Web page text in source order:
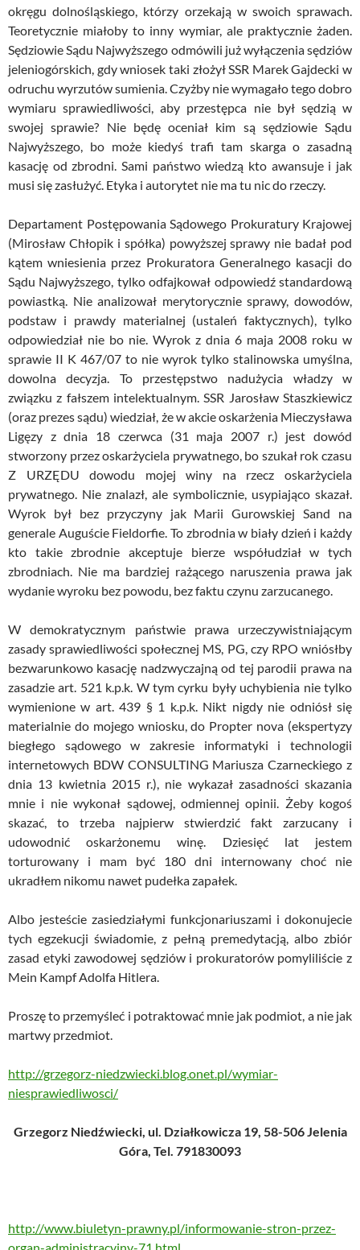
okręgu dolnośląskiego, którzy orzekają w swoich sprawach.
Teoretycznie miałoby to inny wymiar, ale praktycznie żaden.
Sędziowie Sądu Najwyższego odmówili już wyłączenia sędziów
jeleniogórskich, gdy wniosek taki złożył SSR Marek Gajdecki w
odruchu wyrzutów sumienia. Czyżby nie wymagało tego dobro
wymiaru sprawiedliwości, aby przestępca nie był sędzią w
swojej sprawie? Nie będę oceniał kim są sędziowie Sądu
Najwyższego, bo może kiedyś trafi tam skarga o zasadną
kasację od zbrodni. Sami państwo wiedzą kto awansuje i jak
musi się zasłużyć. Etyka i autorytet nie ma tu nic do rzeczy.
Departament Postępowania Sądowego Prokuratury Krajowej
(Mirosław Chłopik i spółka) powyższej sprawy nie badał pod
kątem wniesienia przez Prokuratora Generalnego kasacji do
Sądu Najwyższego, tylko odfajkował odpowiedź standardową
powiastką. Nie analizował merytorycznie sprawy, dowodów,
podstaw i prawdy materialnej (ustaleń faktycznych), tylko
odpowiedział nie bo nie. Wyrok z dnia 6 maja 2008 roku w
sprawie II K 467/07 to nie wyrok tylko stalinowska umyślna,
dowolna decyzja. To przestępstwo nadużycia władzy w
związku z fałszem intelektualnym. SSR Jarosław Staszkiewicz
(oraz prezes sądu) wiedział, że w akcie oskarżenia Mieczysława
Ligęzy z dnia 18 czerwca (31 maja 2007 r.) jest dowód
stworzony przez oskarżyciela prywatnego, bo szukał rok czasu
Z URZĘDU dowodu mojej winy na rzecz oskarżyciela
prywatnego. Nie znalazł, ale symbolicznie, usypiająco skazał.
Wyrok był bez przyczyny jak Marii Gurowskiej Sand na
generale Auguście Fieldorfie. To zbrodnia w biały dzień i każdy
kto takie zbrodnie akceptuje bierze współudział w tych
zbrodniach. Nie ma bardziej rażącego naruszenia prawa jak
wydanie wyroku bez powodu, bez faktu czynu zarzucanego.
W demokratycznym państwie prawa urzeczywistniającym
zasady sprawiedliwości społecznej MS, PG, czy RPO wniósłby
bezwarunkowo kasację nadzwyczajną od tej parodii prawa na
zasadzie art. 521 k.p.k. W tym cyrku były uchybienia nie tylko
wymienione w art. 439 § 1 k.p.k. Nikt nigdy nie odniósł się
materialnie do mojego wniosku, do Propter nova (ekspertyzy
biegłego sądowego w zakresie informatyki i technologii
internetowych BDW CONSULTING Mariusza Czarneckiego z
dnia 13 kwietnia 2015 r.), nie wykazał zasadności skazania
mnie i nie wykonał sądowej, odmiennej opinii. Żeby kogoś
skazać, to trzeba najpierw stwierdzić fakt zarzucany i
udowodnić oskarżonemu winę. Dziesięć lat jestem
torturowany i mam być 180 dni internowany choć nie
ukradłem nikomu nawet pudełka zapałek.
Albo jesteście zasiedziałymi funkcjonariuszami i dokonujecie
tych egzekucji świadomie, z pełną premedytacją, albo zbiór
zasad etyki zawodowej sędziów i prokuratorów pomyliliście z
Mein Kampf Adolfa Hitlera.
Proszę to przemyśleć i potraktować mnie jak podmiot, a nie jak
martwy przedmiot.
http://grzegorz-niedzwiecki.blog.onet.pl/wymiar-
niesprawiedliwosci/
Grzegorz Niedźwiecki, ul. Działkowicza 19, 58-506 Jelenia
Góra, Tel. 791830093
http://www.biuletyn-prawny.pl/informowanie-stron-przez-
organ-administracyjny-71.html